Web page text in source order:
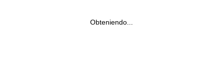
Obteniendo...